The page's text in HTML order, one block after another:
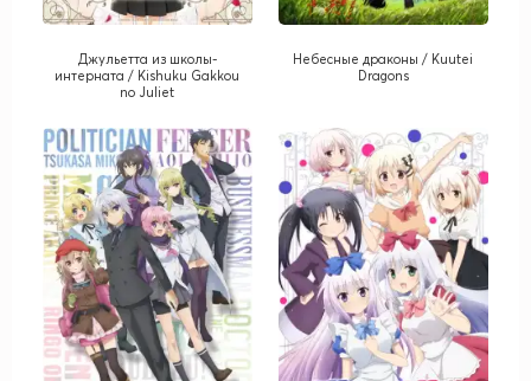
Джульетта из школы-
интерната / Kishuku Gakkou
no Juliet
Небесные драконы / Kuutei
Dragons